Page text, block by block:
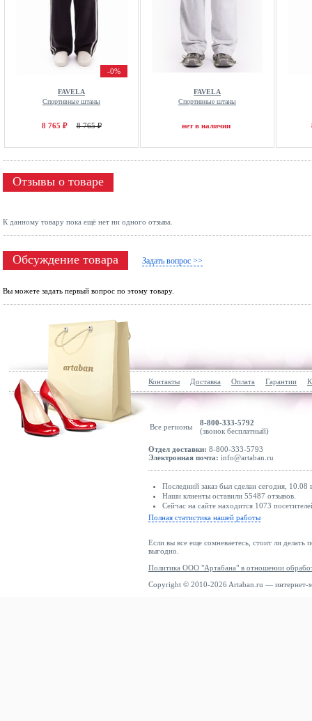
-0%
FAVELA
Спортивные штаны
8 765 ₽ 8 765 ₽
FAVELA
Спортивные штаны
нет в наличии
Отзывы о товаре
К данному товару пока ещё нет ни одного отзыва.
Обсуждение товара Задать вопрос >>
Вы можете задать первый вопрос по этому товару.
Контакты Доставка Оплата Гарантии
Все регионы
8-800-333-5792
(звонок бесплатный)
Отдел доставки: 8-800-333-5793
Электронная почта: info@artaban.ru
Последний заказ был сделан сегодня,
Наши клиенты оставили 55487 отзывов.
Сейчас на сайте находится 1073
Полная статистика нашей работы
Если вы все еще сомневаетесь, стоит ли делать
выгодно.
Политика ООО "Артабана" в отношении
Copyright © 2010-2026 Artaban.ru — интернет-